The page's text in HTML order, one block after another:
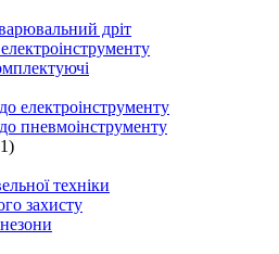
дріт
електроінструменту
пневмоінструменту
техніки
захисту